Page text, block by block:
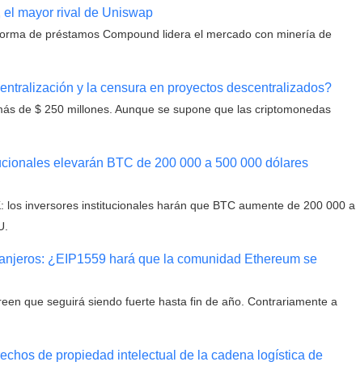
el mayor rival de Uniswap
de préstamos Compound lidera el mercado con minería de
y la censura en proyectos descentralizados?
de $ 250 millones. Aunque se supone que las criptomonedas
elevarán BTC de 200 000 a 500 000 dólares
inversores institucionales harán que BTC aumente de 200 000 a
¿EIP1559 hará que la comunidad Ethereum se
que seguirá siendo fuerte hasta fin de año. Contrariamente a
de propiedad intelectual de la cadena logística de